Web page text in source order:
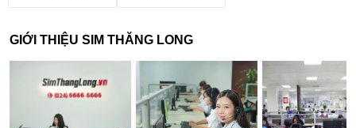
GIỚI THIỆU SIM THĂNG LONG